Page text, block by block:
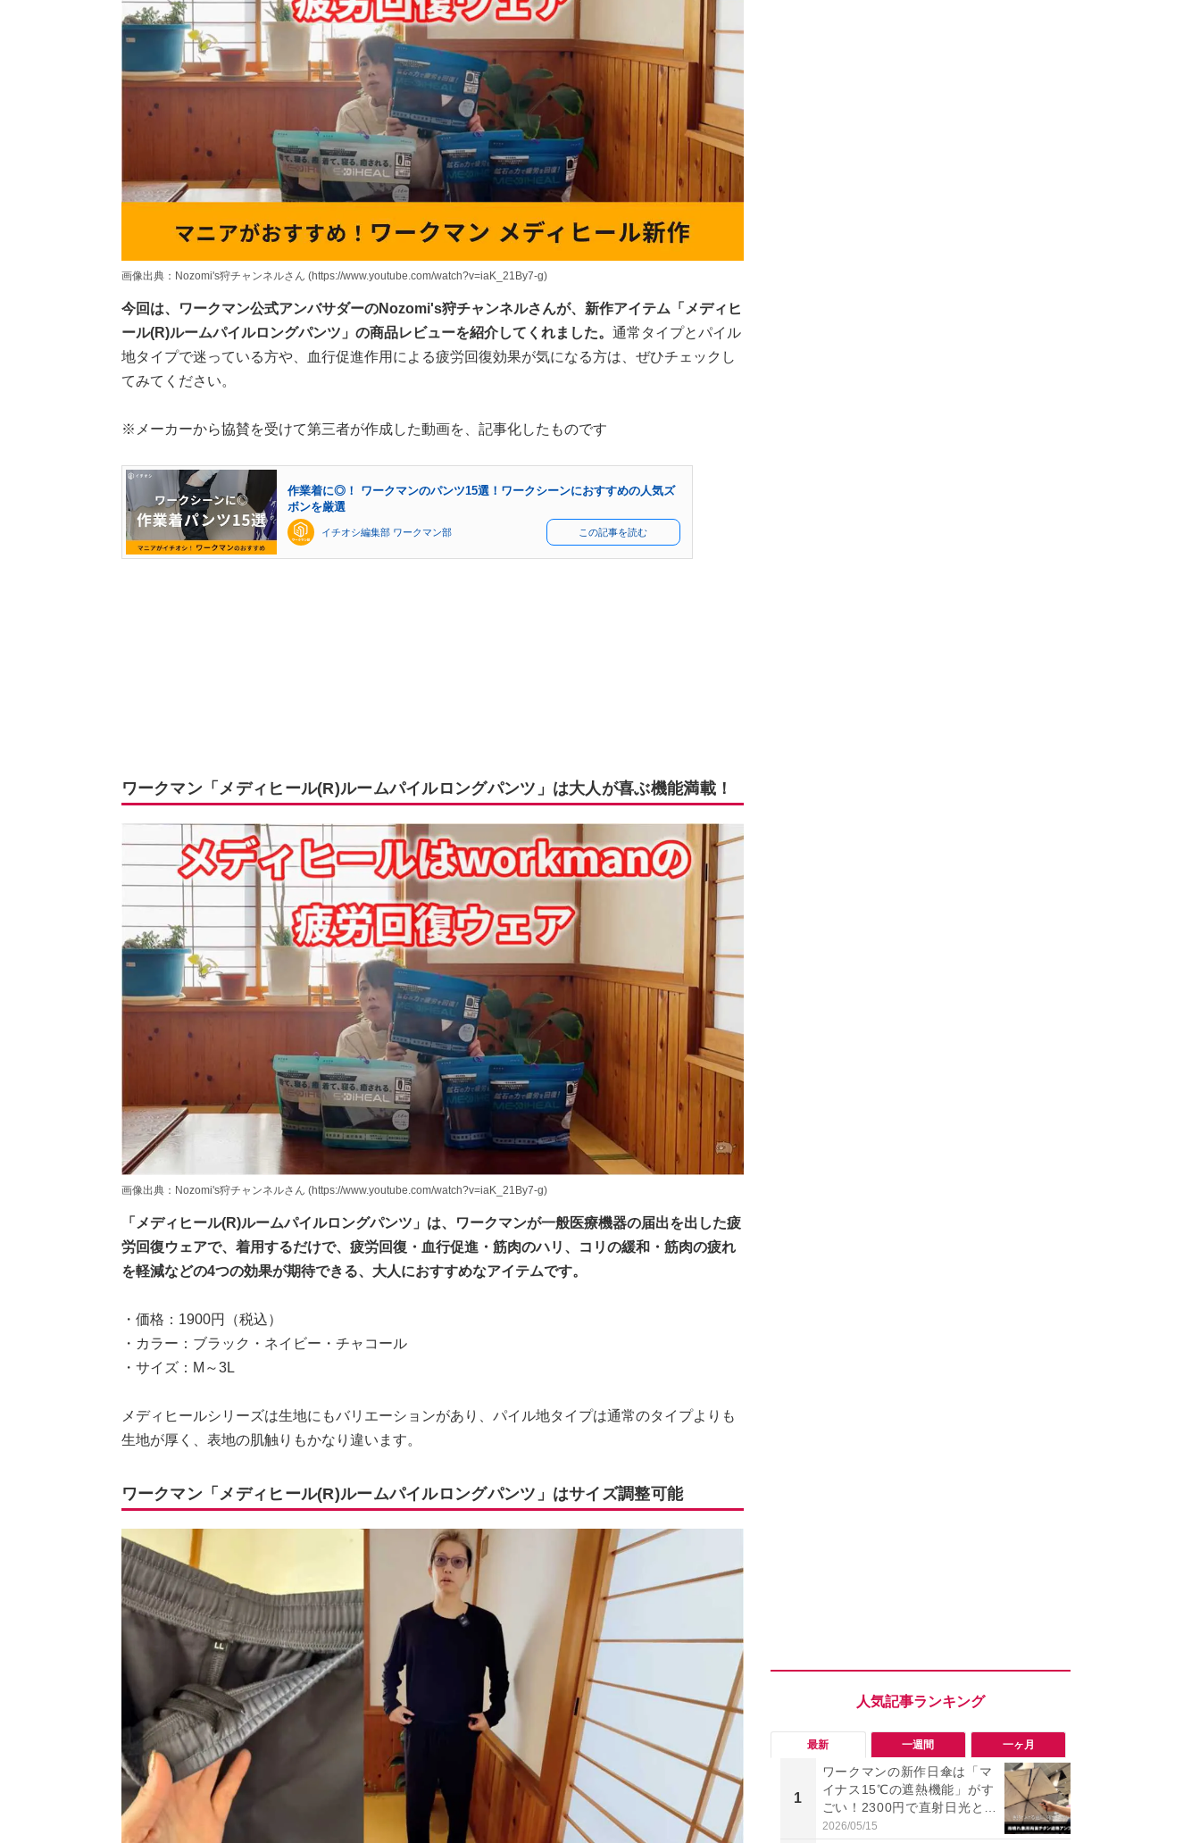
画像出典：Nozomi's狩チャンネルさん (https://www.youtube.com/watch?v=iaK_21By7-g)
今回は、ワークマン公式アンバサダーのNozomi's狩チャンネルさんが、新作アイテム「メディヒ
ール(R)ルームパイルロングパンツ」の商品レビューを紹介してくれました。 通常タイプとパイル
地タイプで迷っている方や、血行促進作用による疲労回復効果が気になる方は、ぜひチェックし
てみてください。
※メーカーから協賛を受けて第三者が作成した動画を、記事化したものです
作業着に◎！ ワークマンのパンツ15選！ワークシーンにおすすめの人気ズ
ボンを厳選
イチオシ編集部 ワークマン部 この記事を読む
ワークマン「メディヒール(R)ルームパイルロングパンツ」は大人が喜ぶ機能満載！
画像出典：Nozomi's狩チャンネルさん (https://www.youtube.com/watch?v=iaK_21By7-g)
「メディヒール(R)ルームパイルロングパンツ」は、ワークマンが一般医療機器の届出を出した疲
労回復ウェアで、着用するだけで、疲労回復・血行促進・筋肉のハリ、コリの緩和・筋肉の疲れ
を軽減などの4つの効果が期待できる、大人におすすめなアイテムです。
・価格：1900円（税込）
・カラー：ブラック・ネイビー・チャコール
・サイズ：M～3L
メディヒールシリーズは生地にもバリエーションがあり、パイル地タイプは通常のタイプよりも
生地が厚く、表地の肌触りもかなり違います。
ワークマン「メディヒール(R)ルームパイルロングパンツ」はサイズ調整可能
最新 一週間 一ヶ月
1
ワークマンの新作日傘は「マ
イナス15℃の遮熱機能」がす
ごい！2300円で直射日光と路
面熱をダブルでガード
2026/05/15